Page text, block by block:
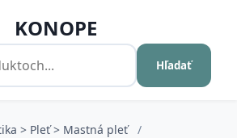
KONOPE
Hľadať
> Pleť > Mastná pleť /